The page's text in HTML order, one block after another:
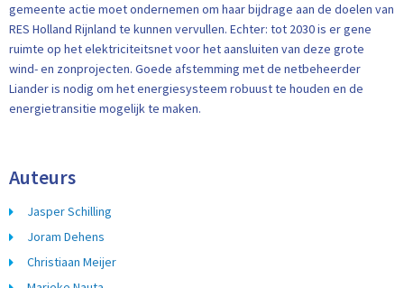
gemeente actie moet ondernemen om haar bijdrage aan de doelen van
RES Holland Rijnland te kunnen vervullen. Echter: tot 2030 is er gene
ruimte op het elektriciteitsnet voor het aansluiten van deze grote
wind- en zonprojecten. Goede afstemming met de netbeheerder
Liander is nodig om het energiesysteem robuust te houden en de
energietransitie mogelijk te maken.
Auteurs
Jasper Schilling
Joram Dehens
Christiaan Meijer